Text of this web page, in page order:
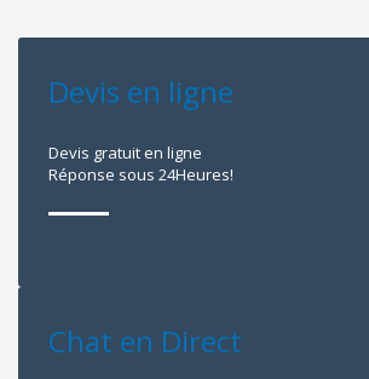
Devis en ligne
Devis gratuit en ligne
Réponse sous 24Heures!
Chat en Direct